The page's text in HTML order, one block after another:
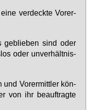
ver­deck­te Vor­er­
ge­blie­ben sind oder
oder un­ver­hält­nis­
und Vor­er­mitt­ler kön­
von ihr be­auf­trag­te